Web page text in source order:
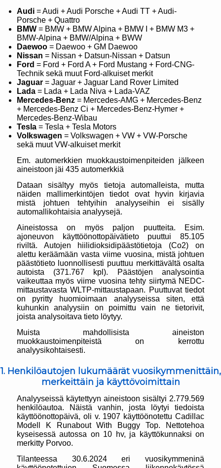
Audi= Audi + Audi Porsche + Audi TT + Audi-
Porsche + Quattro
BMW= BMW + BMW Alpina + BMW I + BMW M3 +
BMW-Alpina + BMW/Alpina + BWW
Daewoo= Daewoo + GM Daewoo
Nissan = Nissan + Datsun-Nissan + Datsun
Ford = Ford + Ford A + Ford Mustang + Ford-CNG-
Technik sekä muut Ford-alkuiset merkit
Jaguar= Jaguar + Jaguar Land Rover Limited
Lada= Lada + Lada Niva + Lada-VAZ
Mercedes-Benz= Mercedes-AMG + Mercedes-Benz
+ Mercedes-Benz Ci + Mercedes-Benz-Hymer +
Mercedes-Benz-Wibau
Tesla= Tesla + Tesla Motors
Volkswagen = Volkswagen + VW + VW-Porsche
sekä muut VW-alkuiset merkit
Em. automerkkien muokkaustoimenpiteiden jälkeen
aineistoon jäi 435 automerkkiä
Dataan sisältyy myös tietoja automalleista, mutta
näiden mallimerkintöjen tiedot ovat hyvin kirjavia
mistä johtuen tehtyihin analyyseihin ei sisälly
automallikohtaisia analyysejä.
Aineistossa on myös paljon puutteita. Esim.
ajoneuvon käyttöönottopäivätieto puuttui 85.105
riviltä. Autojen hiilidioksidipäästötietoja (Co2) on
alettu keräämään vasta viime vuosina, mistä johtuen
päästötieto luonnollisesti puuttuu merkittävältä osalta
autoista (371.767 kpl). Päästöjen analysointia
vaikeuttaa myös viime vuosina tehty siirtymä NEDC-
mittaustavasta WLTP-mittaustapaan. Puuttuvat tiedot
on pyritty huomioimaan analyyseissa siten, että
kuhunkin analyysiin on poimittu vain ne tietorivit,
joista analysoitava tieto löytyy.
Muista mahdollisista aineiston
muokkaustoimenpiteistä on kerrottu
analyysikohtaisesti.
1. Henkilöautojen lukumäärät vuosikymmenittäin,
merkeittäin ja käyttövoimittain
Analyyseissä käytettyyn aineistoon sisältyi 2.779.569
henkilöautoa. Näistä vanhin, josta löytyi tiedoista
käyttöönottopäivä, oli v. 1907 käyttöönotettu Cadillac
Modell K Runabout With Buggy Top. Nettotehoa
kyseisessä autossa on 10 hv, ja käyttökunnaksi on
merkitty Porvoo.
Tilanteessa 30.6.2024 eri vuosikymmeninä